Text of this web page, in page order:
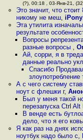
(?), 00:18 , 03-Янв-21,
Это значит, что
никому не меш,
Эта утилита
результате
Вопросы
разные вопросы ,
Ай, сорри, я в
данные реально
Спасибо
злоупотребление
А с чего систему
ноут с флешки г,
Был у меня такой
перезапуска Ctrl Alt
В венде есть
дело, что я его
Я как раз на днях
ноутбук надо было с,